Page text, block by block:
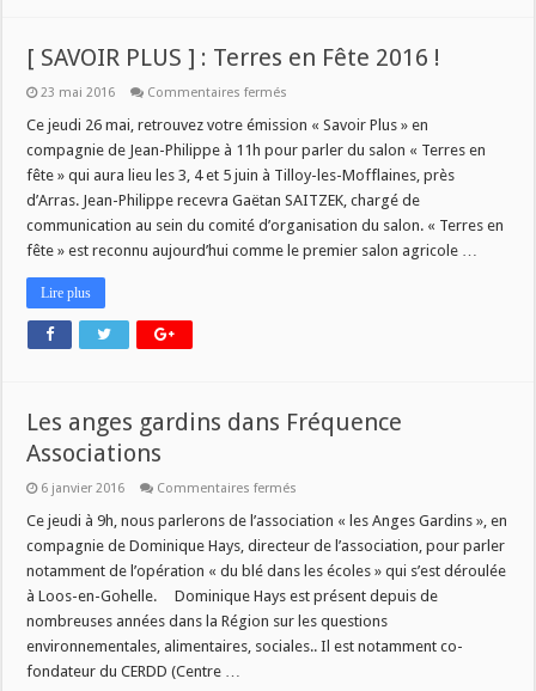
[ SAVOIR PLUS ] : Terres en Fête 2016 !
23 mai 2016 Commentaires fermés
SAVOIR
]
:
Terres
en
2016
!
Ce jeudi 26 mai, retrouvez votre émission « Savoir Plus » en
compagnie de Jean-Philippe à 11h pour parler du salon « Terres en
fête » qui aura lieu les 3, 4 et 5 juin à Tilloy-les-Mofflaines, près
d’Arras. Jean-Philippe recevra Gaëtan SAITZEK, chargé de
communication au sein du comité d’organisation du salon. « Terres en
fête » est reconnu aujourd’hui comme le premier salon agricole …
Lire plus
Les anges gardins dans Fréquence
Associations
6 janvier 2016 Commentaires fermés
anges
dans
Fréquence
Associations
Ce jeudi à 9h, nous parlerons de l’association « les Anges Gardins », en
compagnie de Dominique Hays, directeur de l’association, pour parler
notamment de l’opération « du blé dans les écoles » qui s’est déroulée
à Loos-en-Gohelle. Dominique Hays est présent depuis de
nombreuses années dans la Région sur les questions
environnementales, alimentaires, sociales.. Il est notamment co-
fondateur du CERDD (Centre …